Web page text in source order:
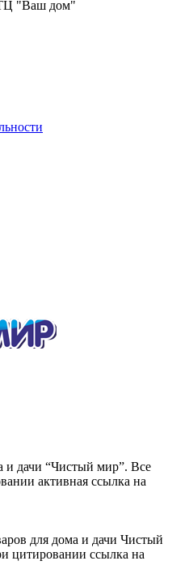
"Ваш дом"
и дачи “Чистый мир”. Все
активная ссылка на
для дома и дачи Чистый
цитировании ссылка на